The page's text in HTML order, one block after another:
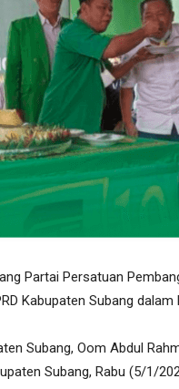
Partai Persatuan
Kabupaten Subang
Subang, Oom Abdul
Subang, Rabu (5/1/